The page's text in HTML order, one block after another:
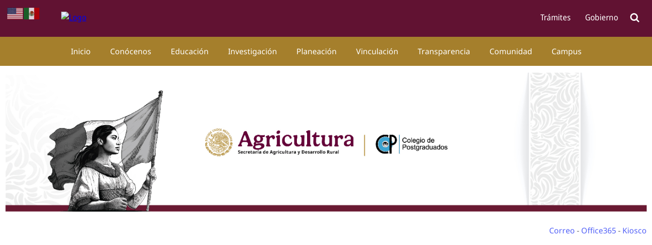
Inicio Conócenos Educación Investigación Planeación Vinculación Transparencia Comunidad Campus
Correo - Office365- Kiosco